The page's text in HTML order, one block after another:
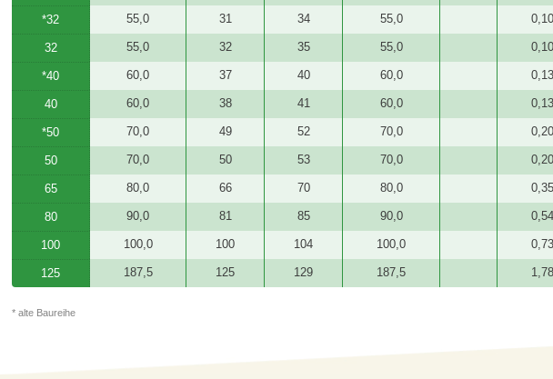
*32 55,0 31 34 55,0
32 55,0 32 35 55,0
*40 60,0 37 40 60,0
40 60,0 38 41 60,0
*50 70,0 49 52 70,0
50 70,0 50 53 70,0
65 80,0 66 70 80,0
80 90,0 81 85 90,0
100 100,0 100 104 100,0
125 187,5 125 129 187,5
* alte Baureihe